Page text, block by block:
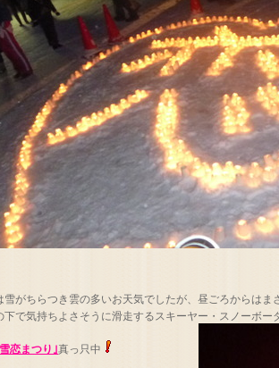
がちらつき雲の多いお天気でしたが、昼ごろからはま
下で気持ちよさそうに滑走するスキーヤー・スノーボー
恋まつり｣真っ只中